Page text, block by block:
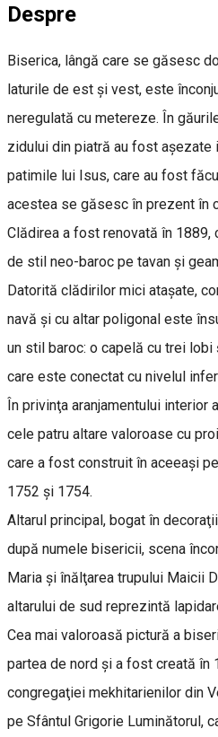
Despre
Biserica, lângă care se găsesc
laturile de est şi vest, este
neregulată cu metereze. În
zidului din piatră au fost aşezate
patimile lui Isus, care au fost
acestea se găsesc în prezent în
Clădirea a fost renovată în
de stil neo-baroc pe tavan şi
Datorită clădirilor mici ataşate,
navă şi cu altar poligonal este
un stil baroc: o capelă cu trei
care este conectat cu nivelul
În privinţa aranjamentului interior
cele patru altare valoroase cu
care a fost construit în aceeaşi
1752 şi 1754.
Altarul principal, bogat în
după numele bisericii, scena
Maria şi înălţarea trupului Maicii
altarului de sud reprezintă
Cea mai valoroasă pictură a
partea de nord şi a fost creată în
congregaţiei mekhitarienilor din
pe Sfântul Grigorie Luminătorul,